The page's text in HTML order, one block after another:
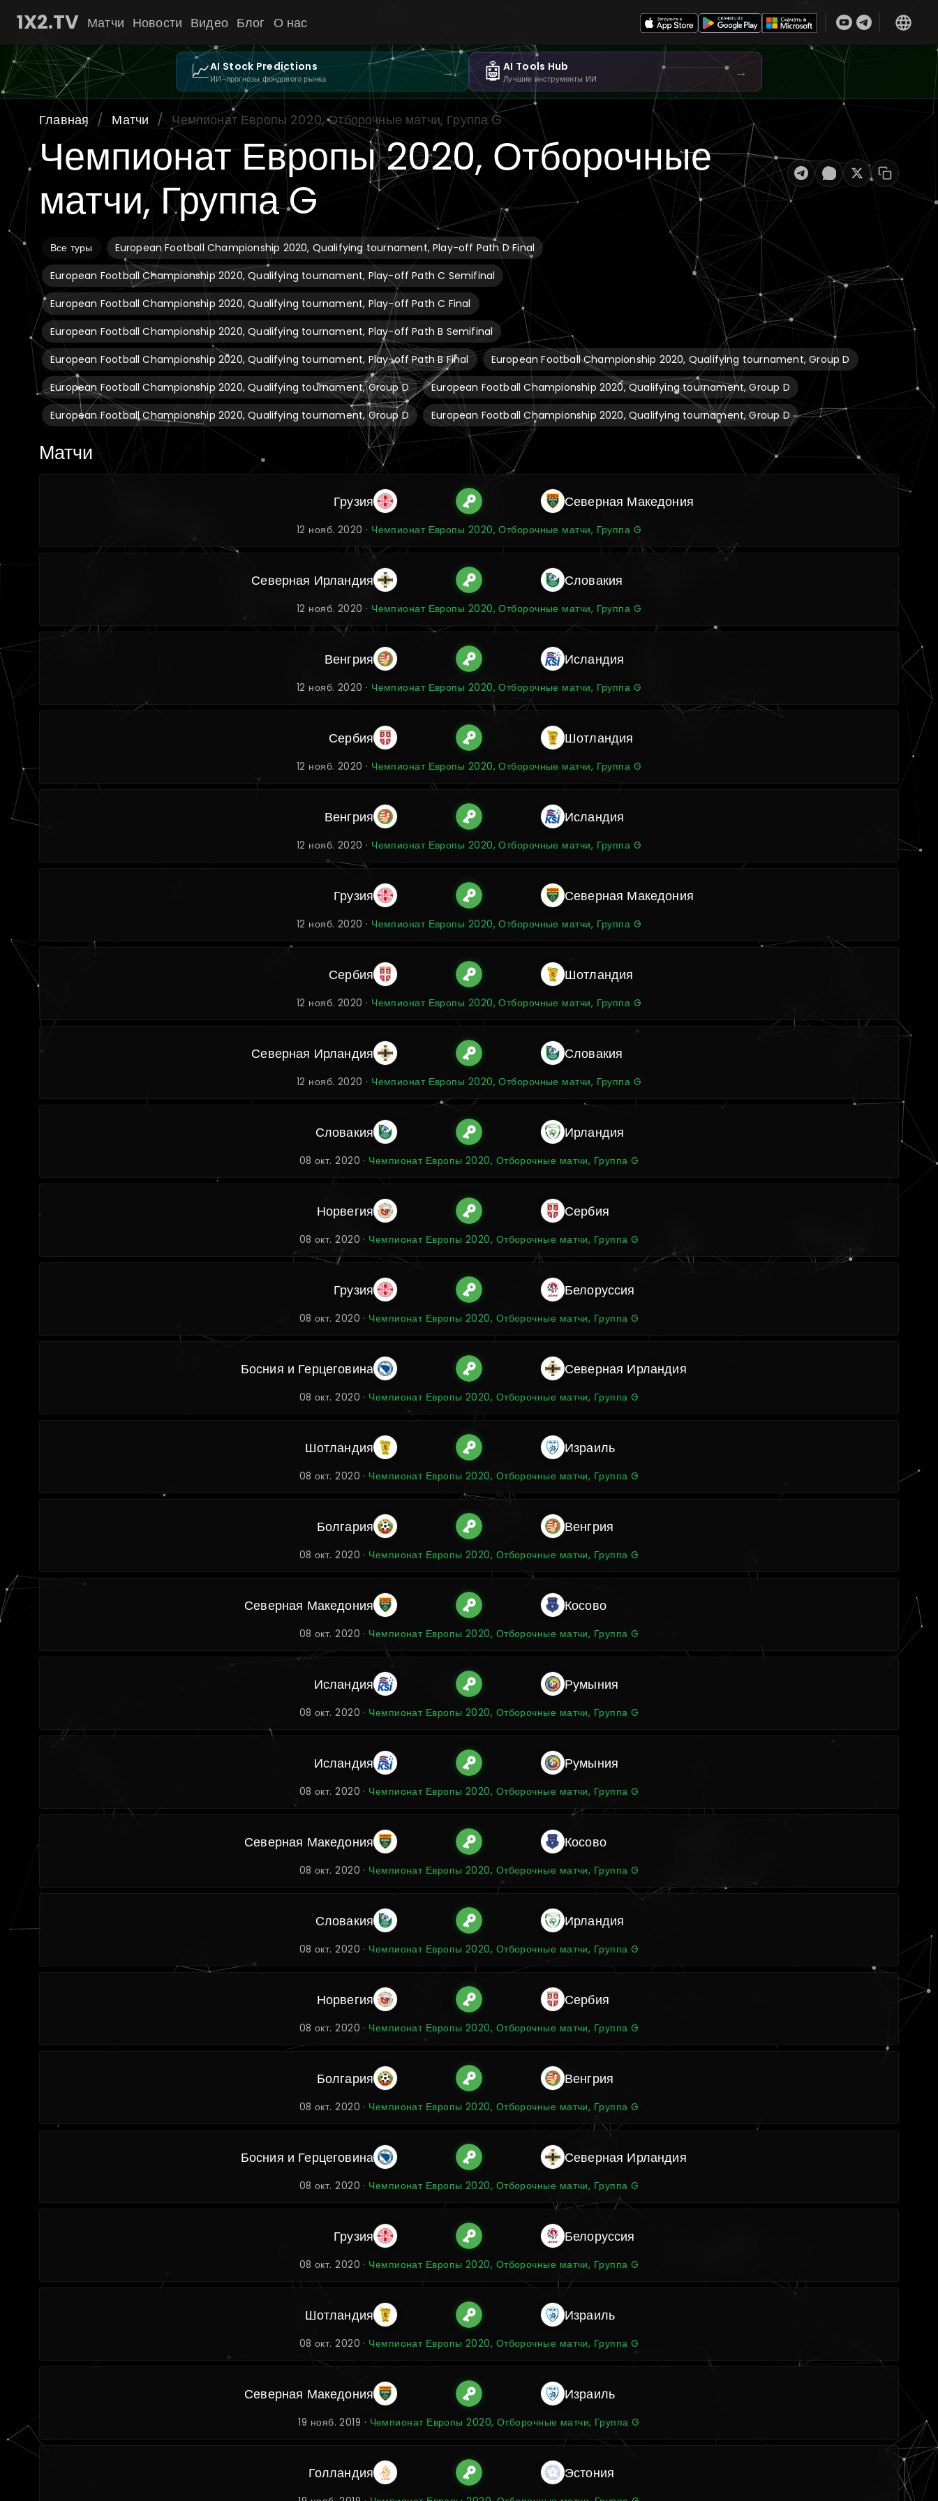
1X2.TV Матчи Новости Видео Блог О нас
📈AI Stock Predictions
ИИ-прогнозы фондового рынка → 🤖AI Tools Hub
Лучшие инструменты ИИ →
Главная / Матчи / Чемпионат Европы 2020, Отборочные матчи, Группа G
Чемпионат Европы 2020, Отборочные
матчи, Группа G
Все туры
European Football Championship 2020, Qualifying tournament, Play-off Path D Final
European Football Championship 2020, Qualifying tournament, Play-off Path C Semifinal
European Football Championship 2020, Qualifying tournament, Play-off Path C Final
European Football Championship 2020, Qualifying tournament, Play-off Path B Semifinal
European Football Championship 2020, Qualifying tournament, Play-off Path B Final
European Football Championship 2020, Qualifying tournament, Group D
European Football Championship 2020, Qualifying tournament, Group D
European Football Championship 2020, Qualifying tournament, Group D
European Football Championship 2020, Qualifying tournament, Group D
European Football Championship 2020, Qualifying tournament, Group D
Матчи
Грузия Северная Македония
12 нояб. 2020 · Чемпионат Европы 2020, Отборочные матчи, Группа G
Северная Ирландия Словакия
12 нояб. 2020 · Чемпионат Европы 2020, Отборочные матчи, Группа G
Венгрия Исландия
12 нояб. 2020 · Чемпионат Европы 2020, Отборочные матчи, Группа G
Сербия Шотландия
12 нояб. 2020 · Чемпионат Европы 2020, Отборочные матчи, Группа G
Венгрия Исландия
12 нояб. 2020 · Чемпионат Европы 2020, Отборочные матчи, Группа G
Грузия Северная Македония
12 нояб. 2020 · Чемпионат Европы 2020, Отборочные матчи, Группа G
Сербия Шотландия
12 нояб. 2020 · Чемпионат Европы 2020, Отборочные матчи, Группа G
Северная Ирландия Словакия
12 нояб. 2020 · Чемпионат Европы 2020, Отборочные матчи, Группа G
Словакия Ирландия
08 окт. 2020 · Чемпионат Европы 2020, Отборочные матчи, Группа G
Норвегия Сербия
08 окт. 2020 · Чемпионат Европы 2020, Отборочные матчи, Группа G
Грузия Белоруссия
08 окт. 2020 · Чемпионат Европы 2020, Отборочные матчи, Группа G
Босния и Герцеговина Северная Ирландия
08 окт. 2020 · Чемпионат Европы 2020, Отборочные матчи, Группа G
Шотландия Израиль
08 окт. 2020 · Чемпионат Европы 2020, Отборочные матчи, Группа G
Болгария Венгрия
08 окт. 2020 · Чемпионат Европы 2020, Отборочные матчи, Группа G
Северная Македония Косово
08 окт. 2020 · Чемпионат Европы 2020, Отборочные матчи, Группа G
Исландия Румыния
08 окт. 2020 · Чемпионат Европы 2020, Отборочные матчи, Группа G
Исландия Румыния
08 окт. 2020 · Чемпионат Европы 2020, Отборочные матчи, Группа G
Северная Македония Косово
08 окт. 2020 · Чемпионат Европы 2020, Отборочные матчи, Группа G
Словакия Ирландия
08 окт. 2020 · Чемпионат Европы 2020, Отборочные матчи, Группа G
Норвегия Сербия
08 окт. 2020 · Чемпионат Европы 2020, Отборочные матчи, Группа G
Болгария Венгрия
08 окт. 2020 · Чемпионат Европы 2020, Отборочные матчи, Группа G
Босния и Герцеговина Северная Ирландия
08 окт. 2020 · Чемпионат Европы 2020, Отборочные матчи, Группа G
Грузия Белоруссия
08 окт. 2020 · Чемпионат Европы 2020, Отборочные матчи, Группа G
Шотландия Израиль
08 окт. 2020 · Чемпионат Европы 2020, Отборочные матчи, Группа G
Северная Македония Израиль
19 нояб. 2019 · Чемпионат Европы 2020, Отборочные матчи, Группа G
Голландия Эстония